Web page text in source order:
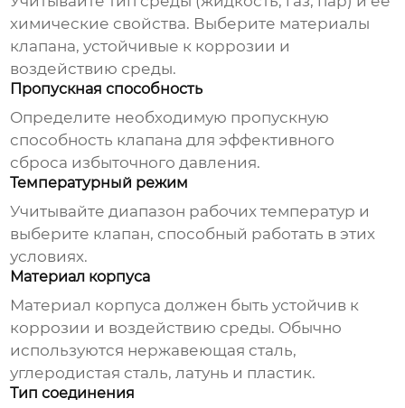
химические свойства. Выберите материалы
клапана, устойчивые к коррозии и
воздействию среды.
Пропускная способность
Определите необходимую пропускную
способность клапана для эффективного
сброса избыточного давления.
Температурный режим
Учитывайте диапазон рабочих температур и
выберите клапан, способный работать в этих
условиях.
Материал корпуса
Материал корпуса должен быть устойчив к
коррозии и воздействию среды. Обычно
используются нержавеющая сталь,
углеродистая сталь, латунь и пластик.
Тип соединения